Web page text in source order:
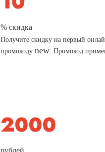
% скидка
Получите скидку на первый
промокодуnew . Промокод
рублей